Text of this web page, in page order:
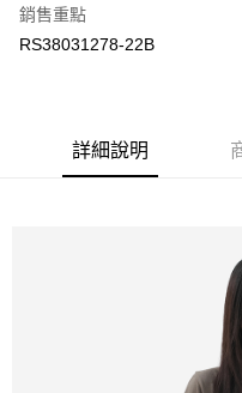
台灣樂天信用卡公司
限時運費優惠-離島
銷售重點
RS38031278-22B
詳細說明